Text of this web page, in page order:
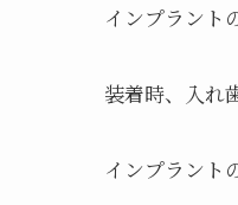
インプラント
装着時、入れ
インプラント